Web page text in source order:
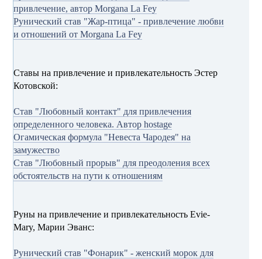
привлечение, автор Morgana La Fey
Рунический став "Жар-птица" - привлечение любви
и отношений от Morgana La Fey
Ставы на привлечение и привлекательность Эстер
Котовской:
Став "Любовный контакт" для привлечения
определенного человека. Автор hostage
Огамическая формула "Невеста Чародея" на
замужество
Став "Любовный прорыв" для преодоления всех
обстоятельств на пути к отношениям
Руны на привлечение и привлекательность Evie-
Mary, Марии Эванс:
Рунический став "Фонарик" - женский морок для